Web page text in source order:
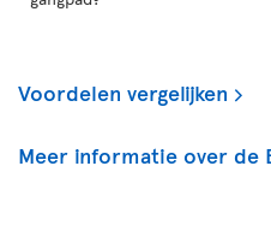
Voordelen vergelijken
Meer informatie over de